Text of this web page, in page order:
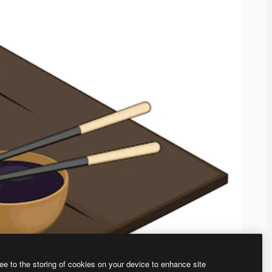
to the storing of cookies on your device to enhance site